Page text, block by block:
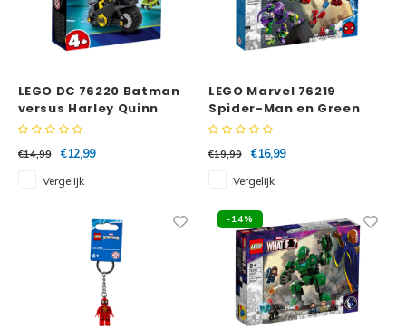
LEGO DC 76220 Batman
versus Harley Quinn
€14,99
€12,99
Vergelijk
LEGO Marvel 76219
Spider-Man en Green
Goblin mechagevecht
€19,99
€16,99
Vergelijk
-14%